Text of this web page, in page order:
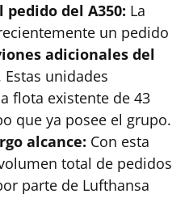
pedido del A350: La
un pedido
adicionales del
Estas unidades
flota existente de 43
que ya posee el grupo.
alcance: Con esta
total de pedidos
parte de Lufthansa